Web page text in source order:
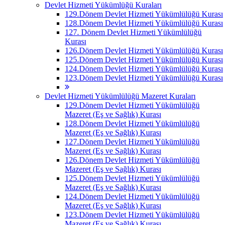
Devlet Hizmeti Yükümlüğü Kuraları
129.Dönem Devlet Hizmeti Yükümlülüğü Kurası
128.Dönem Devlet Hizmeti Yükümlülüğü Kurası
127. Dönem Devlet Hizmeti Yükümlülüğü
Kurası
126.Dönem Devlet Hizmeti Yükümlülüğü Kurası
125.Dönem Devlet Hizmeti Yükümlülüğü Kurası
124.Dönem Devlet Hizmeti Yükümlülüğü Kurası
123.Dönem Devlet Hizmeti Yükümlülüğü Kurası
Devlet Hizmeti Yükümlülüğü Mazeret Kuraları
129.Dönem Devlet Hizmeti Yükümlülüğü
Mazeret (Eş ve Sağlık) Kurası
128.Dönem Devlet Hizmeti Yükümlülüğü
Mazeret (Eş ve Sağlık) Kurası
127.Dönem Devlet Hizmeti Yükümlülüğü
Mazeret (Eş ve Sağlık) Kurası
126.Dönem Devlet Hizmeti Yükümlülüğü
Mazeret (Eş ve Sağlık) Kurası
125.Dönem Devlet Hizmeti Yükümlülüğü
Mazeret (Eş ve Sağlık) Kurası
124.Dönem Devlet Hizmeti Yükümlülüğü
Mazeret (Eş ve Sağlık) Kurası
123.Dönem Devlet Hizmeti Yükümlülüğü